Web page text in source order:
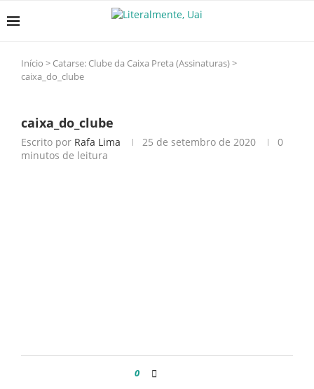
Início > Catarse: Clube da Caixa Preta (Assinaturas)>
caixa_do_clube
caixa_do_clube
Escrito por Rafa Lima 25 de setembro de 2020
0
minutos de leitura
0